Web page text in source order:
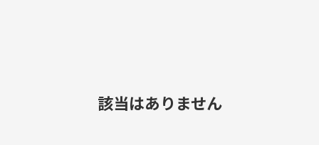
該当はありません